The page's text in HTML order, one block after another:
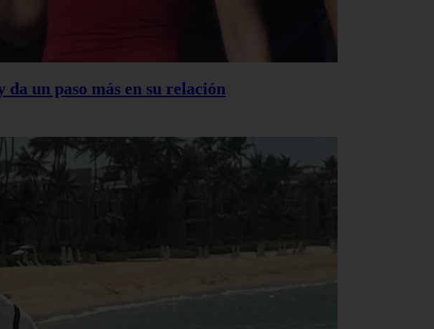
un paso más en su relación